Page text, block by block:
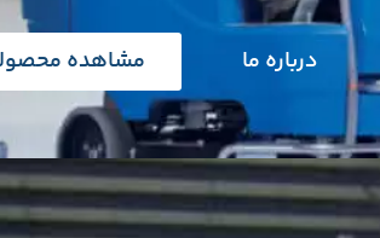
درباره ما مشاهده